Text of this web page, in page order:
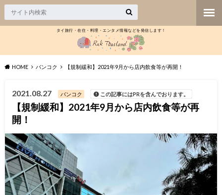
タイ旅行・在住・料理・エンタメ情報などを発信します！
HOME バンコク 【規制緩和】2021年9月から店内飲食等が再開！
2021.08.27 バンコク この記事にはPRを含んでおります。
【規制緩和】2021年9月から店内飲食等が再
開！